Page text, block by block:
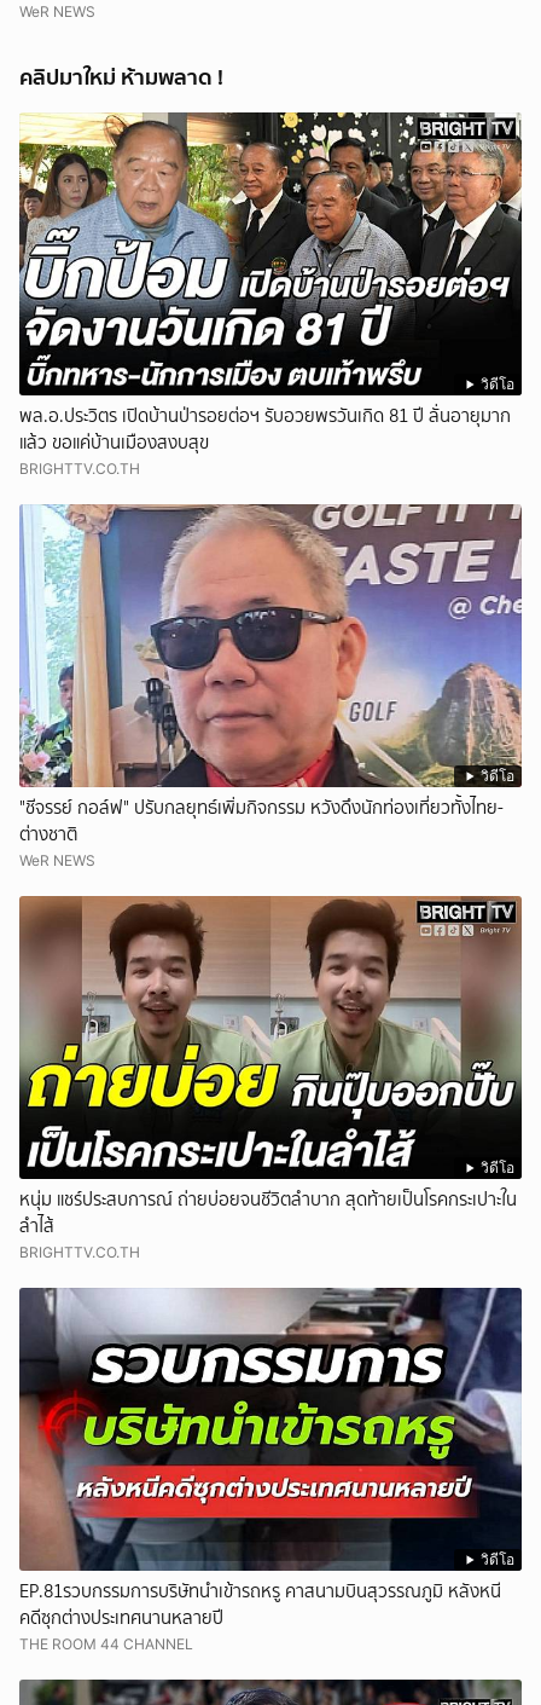
WeR NEWS
คลิปมาใหม่ ห้ามพลาด !
วิดีโอ
พล.อ.ประวิตร เปิดบ้านป่ารอยต่อฯ รับอวยพรวันเกิด 81 ปี ลั่นอายุมาก
แล้ว ขอแค่บ้านเมืองสงบสุข
BRIGHTTV.CO.TH
วิดีโอ
"ชีจรรย์ กอล์ฟ" ปรับกลยุทธ์เพิ่มกิจกรรม หวังดึงนักท่องเที่ยวทั้งไทย-
ต่างชาติ
WeR NEWS
วิดีโอ
หนุ่ม แชร์ประสบการณ์ ถ่ายบ่อยจนชีวิตลำบาก สุดท้ายเป็นโรคกระเปาะใน
ลำไส้
BRIGHTTV.CO.TH
วิดีโอ
EP.81รวบกรรมการบริษัทนำเข้ารถหรู คาสนามบินสุวรรณภูมิ หลังหนี
คดีซุกต่างประเทศนานหลายปี
THE ROOM 44 CHANNEL